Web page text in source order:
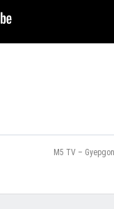
M5 TV –